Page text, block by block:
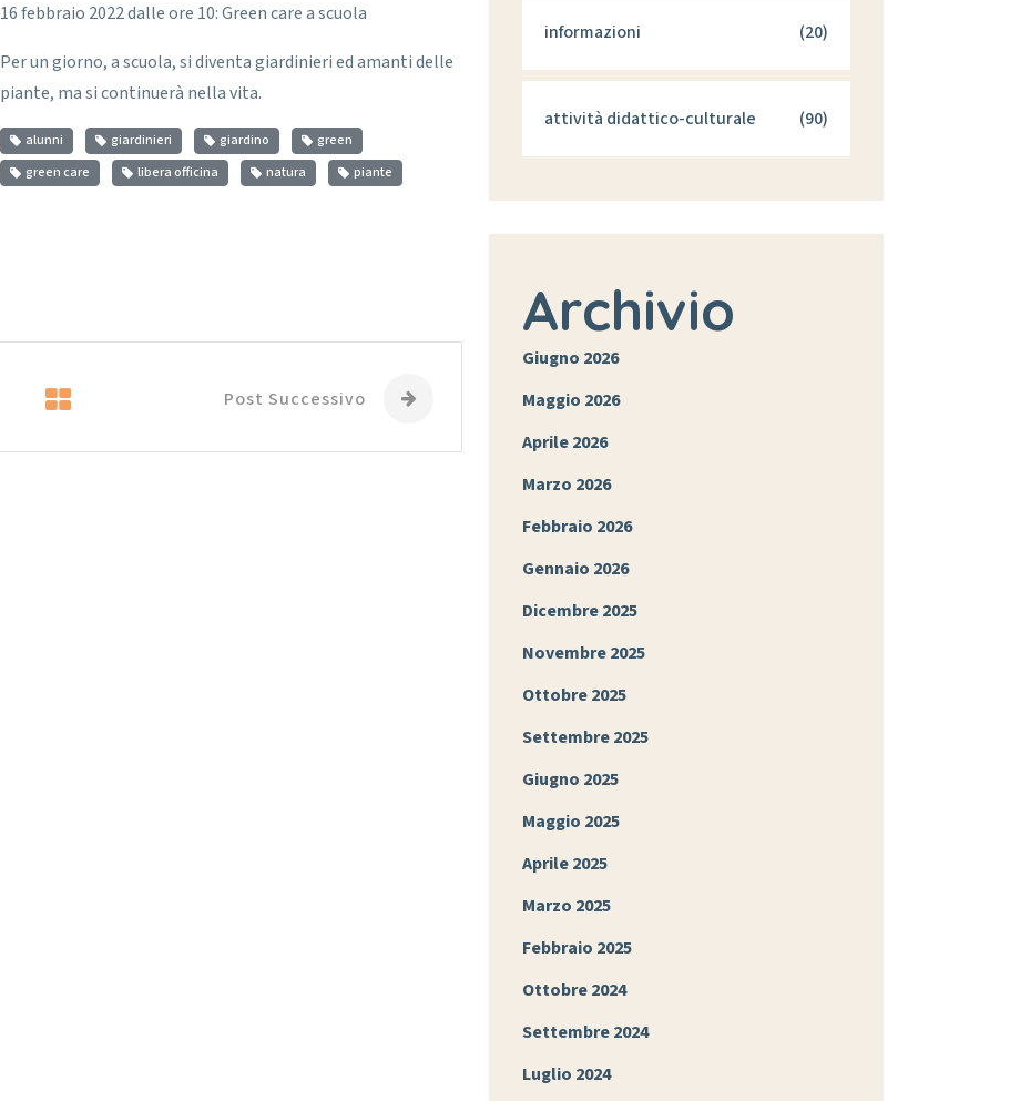
16 febbraio 2022 dalle ore 10: Green care a scuola
Per un giorno, a scuola, si diventa giardinieri ed amanti delle
piante, ma si continuerà nella vita.
alunni giardinieri giardino
green
green care
libera officina natura piante
Post Successivo
informazioni (20)
attività didattico-culturale (90)
Archivio
Giugno 2026
Maggio 2026
Aprile 2026
Marzo 2026
Febbraio 2026
Gennaio 2026
Dicembre 2025
Novembre 2025
Ottobre 2025
Settembre 2025
Giugno 2025
Maggio 2025
Aprile 2025
Marzo 2025
Febbraio 2025
Ottobre 2024
Settembre 2024
Luglio 2024